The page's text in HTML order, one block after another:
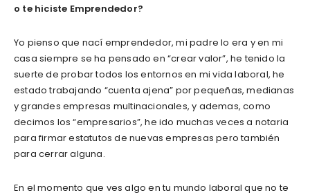
o te hiciste Emprendedor?
Yo pienso que nací emprendedor, mi padre lo era y en mi
casa siempre se ha pensado en “crear valor”, he tenido la
suerte de probar todos los entornos en mi vida laboral, he
estado trabajando “cuenta ajena” por pequeñas, medianas
y grandes empresas multinacionales, y ademas, como
decimos los “empresarios”, he ido muchas veces a notaria
para firmar estatutos de nuevas empresas pero también
para cerrar alguna.
En el momento que ves algo en tu mundo laboral que no te